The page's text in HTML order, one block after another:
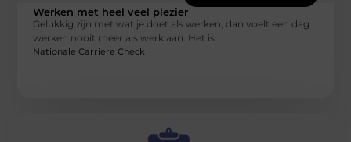
Werken met heel veel plezier
Gelukkig zijn met wat je doet als werken, dan voelt een dag
werken nooit meer als werk aan. Het is
Nationale Carriere Check